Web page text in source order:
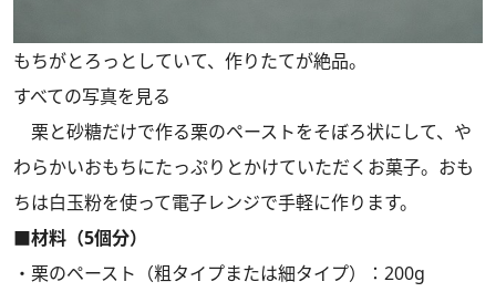
もちがとろっとしていて、作りたてが絶品。
すべての写真を見る
栗と砂糖だけで作る栗のペーストをそぼろ状にして、や
わらかいおもちにたっぷりとかけていただくお菓子。おも
ちは白玉粉を使って電子レンジで手軽に作ります。
■材料（5個分）
・栗のペースト（粗タイプまたは細タイプ）：200g